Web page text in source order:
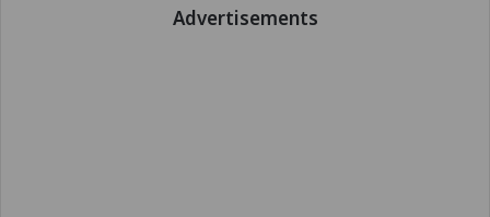
Advertisements